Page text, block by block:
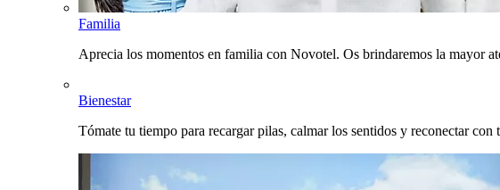
Familia
Aprecia los momentos en familia con Novotel. Os brindaremos la mayor
Bienestar
Tómate tu tiempo para recargar pilas, calmar los sentidos y reconectar con